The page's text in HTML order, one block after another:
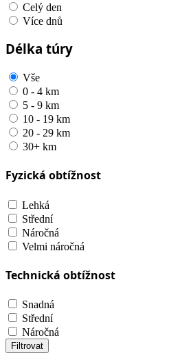
Celý den
Více dnů
Délka túry
Vše
0 - 4 km
5 - 9 km
10 - 19 km
20 - 29 km
30+ km
Fyzická obtížnost
Lehká
Střední
Náročná
Velmi náročná
Technická obtížnost
Snadná
Střední
Náročná
Filtrovat